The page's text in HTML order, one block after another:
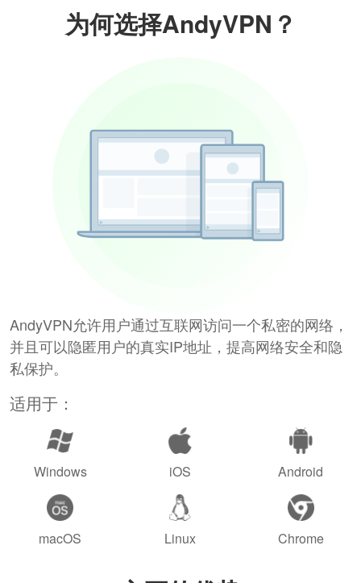
为何选择AndyVPN？
AndyVPN允许用户通过互联网访问一个私密的网络，
并且可以隐匿用户的真实IP地址，提高网络安全和隐
私保护。
适用于：
Windows iOS Android
macOS Linux Chrome